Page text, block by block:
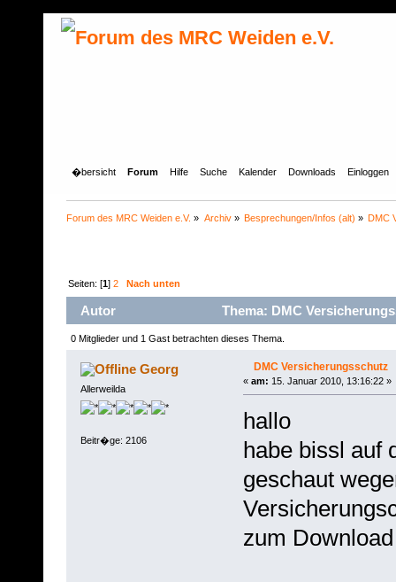
�bersicht Forum Hilfe Suche Kalender Downloads Einloggen
Forum des MRC Weiden e.V. » Archiv» Besprechungen/Infos (alt) » DMC
Seiten: [1]2 Nach unten
Autor Thema: DMC
0 Mitglieder und 1 Gast betrachten dieses Thema.
Georg
Allerweilda
Beitr�ge: 2106
DMC Versicherungsschutz
« am: 15. Januar 2010, 13:16:22 »
hallo
habe bissl auf
geschaut
zum